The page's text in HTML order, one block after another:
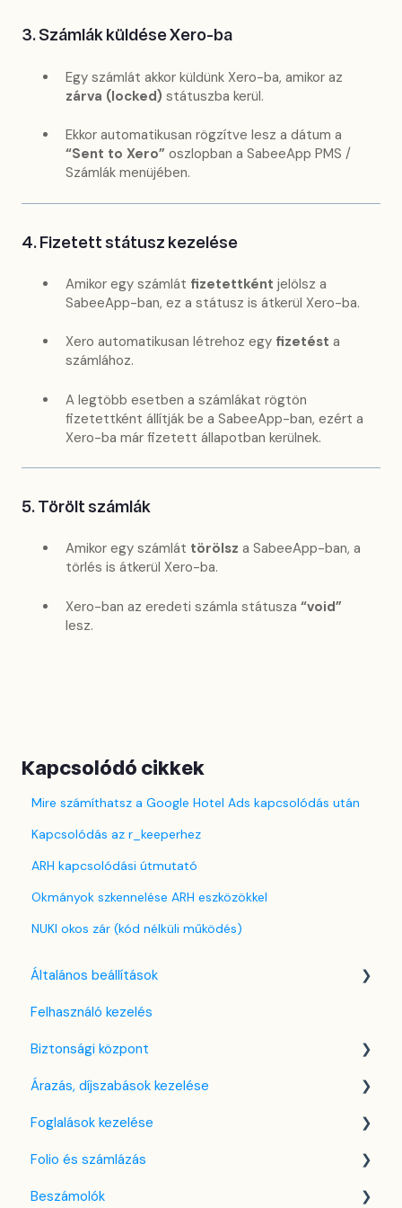
3. Számlák küldése Xero-ba
Egy számlát akkor küldünk Xero-ba, amikor az
zárva (locked) státuszba kerül.
Ekkor automatikusan rögzítve lesz a dátum a
“Sent to Xero” oszlopban a SabeeApp PMS /
Számlák menüjében.
4. Fizetett státusz kezelése
Amikor egy számlát fizetettként jelölsz a
SabeeApp-ban, ez a státusz is átkerül Xero-ba.
Xero automatikusan létrehoz egy fizetést a
számlához.
A legtöbb esetben a számlákat rögtön
fizetettként állítják be a SabeeApp-ban, ezért a
Xero-ba már fizetett állapotban kerülnek.
5. Törölt számlák
Amikor egy számlát törölsz a SabeeApp-ban, a
törlés is átkerül Xero-ba.
Xero-ban az eredeti számla státusza “void”
lesz.
Kapcsolódó cikkek
Mire számíthatsz a Google Hotel Ads kapcsolódás után
Kapcsolódás az r_keeperhez
ARH kapcsolódási útmutató
Okmányok szkennelése ARH eszközökkel
NUKI okos zár (kód nélküli működés)
Általános beállítások
Nyelv beállítások
Cég / Szálláshely beállítások
Adó beállítások
Szabályzatok beállítása
Szobák beállításai
Partnerek
Felhasználó kezelés
Biztonsági központ
Kulcsfájl kezelés
Két-faktoros autentikáció (2FA)
Bejelentkezés a SabeeApp fiókba
Árazás, díjszabások kezelése
Díjszabás beállítások
Árttípusok Engedélyezése / Tiltása
CTA / CTD
Foglalások kezelése
Kezdőlap
Naptárnézet
Folio és számlázás
Folio kezelése
Beszámolók